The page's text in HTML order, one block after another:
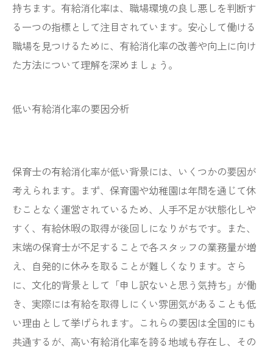
持ちます。有給消化率は、職場環境の良し悪しを判断す
る一つの指標として注目されています。安心して働ける
職場を見つけるために、有給消化率の改善や向上に向け
た方法について理解を深めましょう。
低い有給消化率の要因分析
保育士の有給消化率が低い背景には、いくつかの要因が
考えられます。まず、保育園や幼稚園は年間を通じて休
むことなく運営されているため、人手不足が状態化しや
すく、有給休暇の取得が後回しになりがちです。また、
末端の保育士が不足することで各スタッフの業務量が増
え、自発的に休みを取ることが難しくなります。さら
に、文化的背景として「申し訳ないと思う気持ち」が働
き、実際には有給を取得しにくい雰囲気があることも低
い理由として挙げられます。これらの要因は全国的にも
共通するが、高い有給消化率を誇る地域も存在し、その